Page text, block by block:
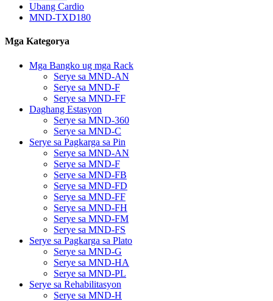
Ubang Cardio
MND-TXD180
Mga Kategorya
Mga Bangko ug mga Rack
Serye sa MND-AN
Serye sa MND-F
Serye sa MND-FF
Daghang Estasyon
Serye sa MND-360
Serye sa MND-C
Serye sa Pagkarga sa Pin
Serye sa MND-AN
Serye sa MND-F
Serye sa MND-FB
Serye sa MND-FD
Serye sa MND-FF
Serye sa MND-FH
Serye sa MND-FM
Serye sa MND-FS
Serye sa Pagkarga sa Plato
Serye sa MND-G
Serye sa MND-HA
Serye sa MND-PL
Serye sa Rehabilitasyon
Serye sa MND-H